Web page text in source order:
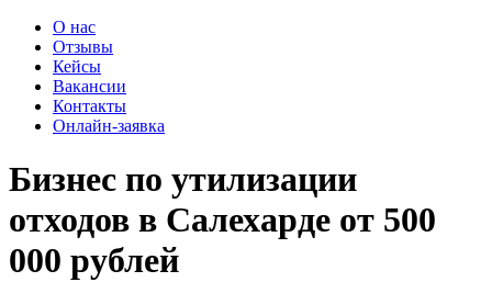
О нас
Отзывы
Кейсы
Вакансии
Контакты
Онлайн-заявка
Бизнес по утилизации
отходов в Салехарде от 500
000 рублей